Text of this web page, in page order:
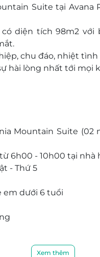
Suite tại
diện tích 98m2 với
chu đáo, nhiệt
hài lòng nhất tới mọi
Mountain Suite (02
6h00 - 10h00 tại nhà
- Thứ 5
em dưới 6 tuổi
Xem thêm